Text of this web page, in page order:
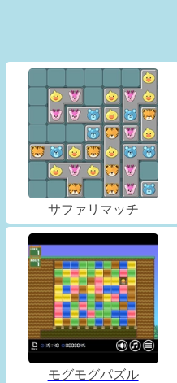
サファリマッチ
モグモグパズル